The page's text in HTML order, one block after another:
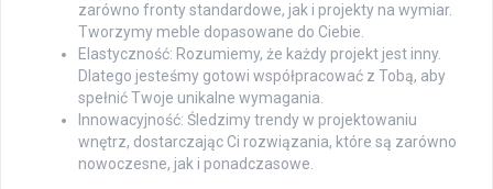
zarówno fronty standardowe, jak i projekty na wymiar.
Tworzymy meble dopasowane do Ciebie.
Elastyczność: Rozumiemy, że każdy projekt jest inny.
Dlatego jesteśmy gotowi współpracować z Tobą, aby
spełnić Twoje unikalne wymagania.
Innowacyjność: Śledzimy trendy w projektowaniu
wnętrz, dostarczając Ci rozwiązania, które są zarówno
nowoczesne, jak i ponadczasowe.